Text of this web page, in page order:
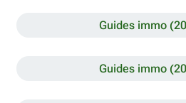
Guides immo
Guides immo